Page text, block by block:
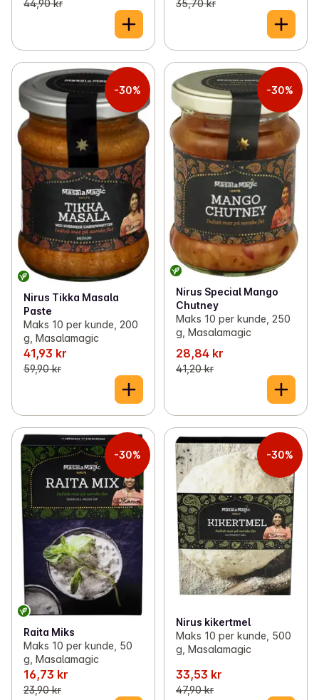
44,90 kr 35,70 kr
-30%
Nirus Tikka Masala
Paste
Maks 10 per kunde, 200
g, Masalamagic
41,93 kr
59,90 kr
-30%
Nirus Special Mango
Chutney
Maks 10 per kunde, 250
g, Masalamagic
28,84 kr
41,20 kr
-30%
Raita Miks
Maks 10 per kunde, 50
g, Masalamagic
16,73 kr
23,90 kr
-30%
Nirus kikertmel
Maks 10 per kunde, 500
g, Masalamagic
33,53 kr
47,90 kr